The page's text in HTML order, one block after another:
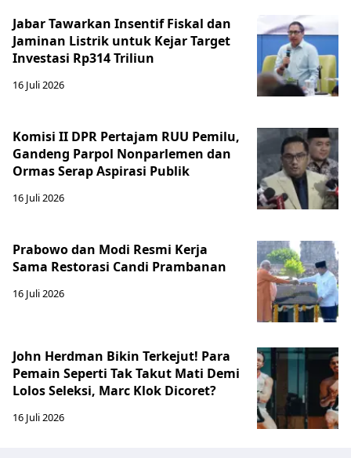
Jabar Tawarkan Insentif Fiskal dan
Jaminan Listrik untuk Kejar Target
Investasi Rp314 Triliun
16 Juli 2026
Komisi II DPR Pertajam RUU Pemilu,
Gandeng Parpol Nonparlemen dan
Ormas Serap Aspirasi Publik
16 Juli 2026
Prabowo dan Modi Resmi Kerja
Sama Restorasi Candi Prambanan
16 Juli 2026
John Herdman Bikin Terkejut! Para
Pemain Seperti Tak Takut Mati Demi
Lolos Seleksi, Marc Klok Dicoret?
16 Juli 2026